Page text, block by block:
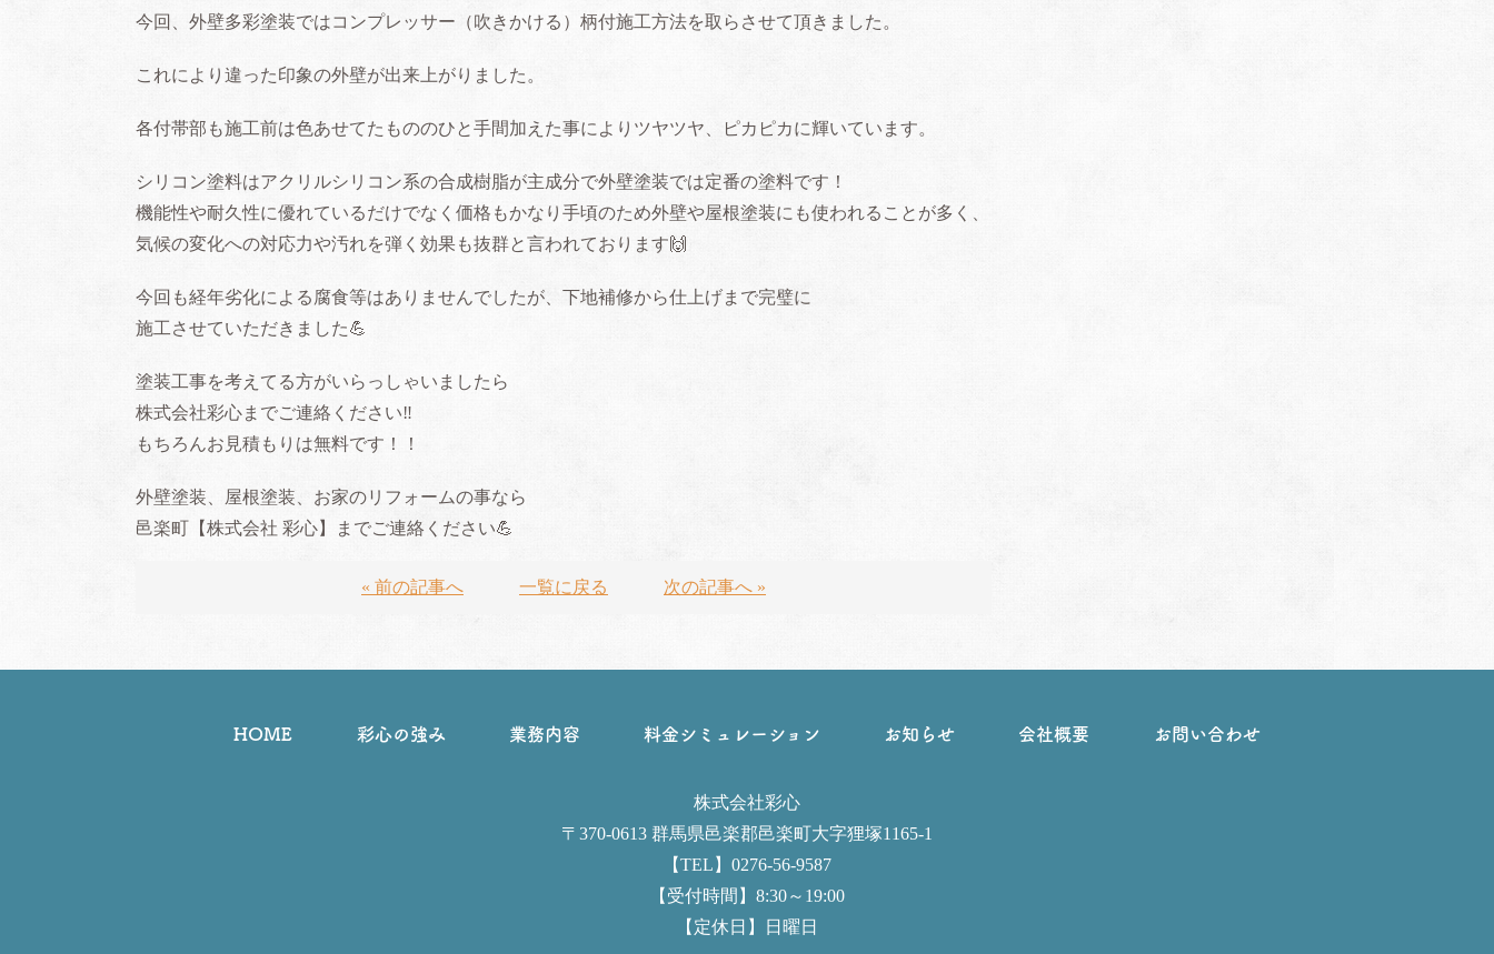
今回、外壁多彩塗装ではコンプレッサー（吹きかける）柄付施工方法を取らさせて頂きました。
これにより違った印象の外壁が出来上がりました。
各付帯部も施工前は色あせてたもののひと手間加えた事によりツヤツヤ、ピカピカに輝いています。
シリコン塗料はアクリルシリコン系の合成樹脂が主成分で外壁塗装では定番の塗料です！
機能性や耐久性に優れているだけでなく価格もかなり手頃のため外壁や屋根塗装にも使われることが多く、
気候の変化への対応力や汚れを弾く効果も抜群と言われております 🙌
今回も経年劣化による腐食等はありませんでしたが、下地補修から仕上げまで完璧に
施工させていただきました💪
塗装工事を考えてる方がいらっしゃいましたら
株式会社彩心までご連絡ください‼️
もちろんお見積もりは無料です！！
外壁塗装、屋根塗装、お家のリフォームの事なら
邑楽町【株式会社 彩心】までご連絡ください💪
« 前の記事へ 一覧に戻る 次の記事へ »
HOME 彩心の強み 業務内容 料金シミュレーション お知らせ 会社概要 お問い合わせ
株式会社彩心
〒370-0613 群馬県邑楽郡邑楽町大字狸塚1165-1
【TEL】0276-56-9587
【受付時間】8:30～19:00
【定休日】日曜日